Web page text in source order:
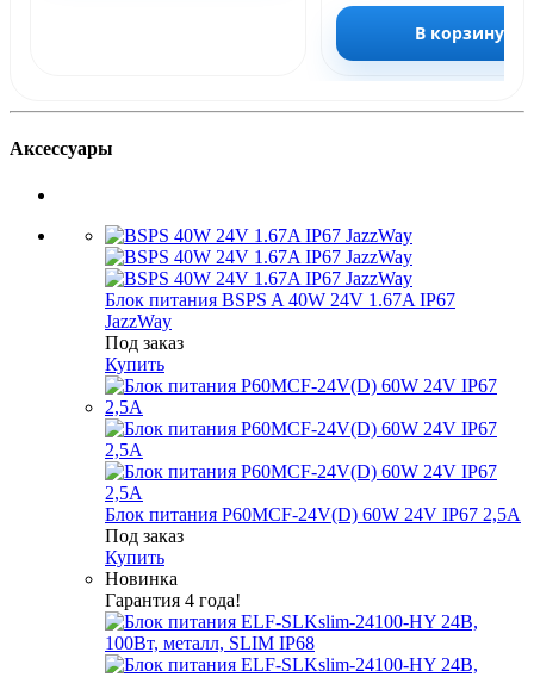
В корзину
Аксессуары
Блок питания BSPS A 40W 24V 1.67A IP67
JazzWay
Под заказ
Купить
Блок питания P60MCF-24V(D) 60W 24V IP67 2,5А
Под заказ
Купить
Новинка
Гарантия 4 года!